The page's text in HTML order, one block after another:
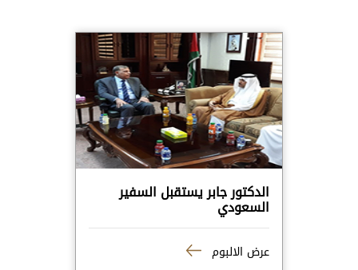
الدكتور جابر يستقبل السفير
السعودي
عرض الالبوم